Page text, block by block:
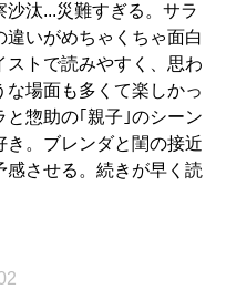
汰...災難すぎる。サラ
いがめちゃくちゃ面白
ストで読みやすく、思わ
場面も多くて楽しかっ
惣助の｢親子｣のシーン
き。ブレンダと閨の接近
感させる。続きが早く読